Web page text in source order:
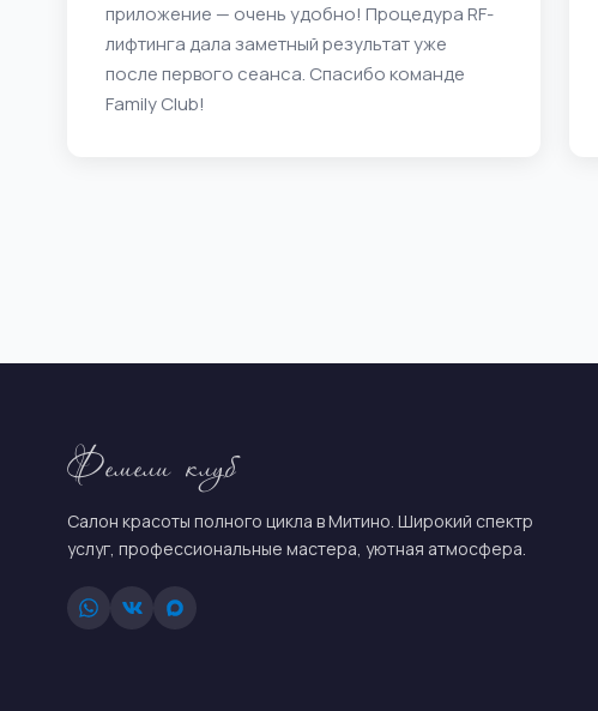
приложение — очень удобно! Процедура RF-
лифтинга дала заметный результат уже
после первого сеанса. Спасибо команде
Family Club!
Фемели клуб
Салон красоты полного цикла в Митино. Широкий спектр
услуг, профессиональные мастера, уютная атмосфера.